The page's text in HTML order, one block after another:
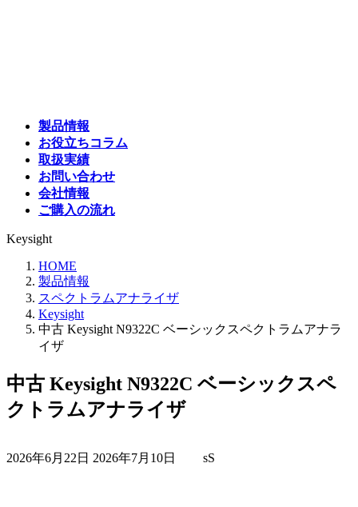
製品情報
お役立ちコラム
取扱実績
お問い合わせ
会社情報
ご購入の流れ
Keysight
HOME
製品情報
スペクトラムアナライザ
Keysight
中古 Keysight N9322C ベーシックスペクトラムアナラ
イザ
中古 Keysight N9322C ベーシックスペ
クトラムアナライザ
2026年6月22日 終
2026年7月10日 sS